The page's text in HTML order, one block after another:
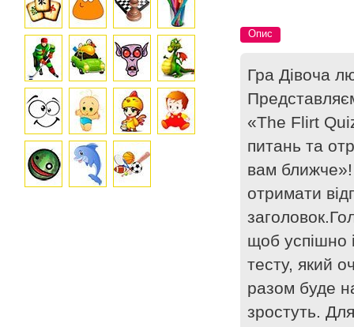
Опис
Гра Дівоча
«The Flirt
питань та
вам ближче»!
отримати
щоб успішно
тесту, який
разом буде
зростуть.